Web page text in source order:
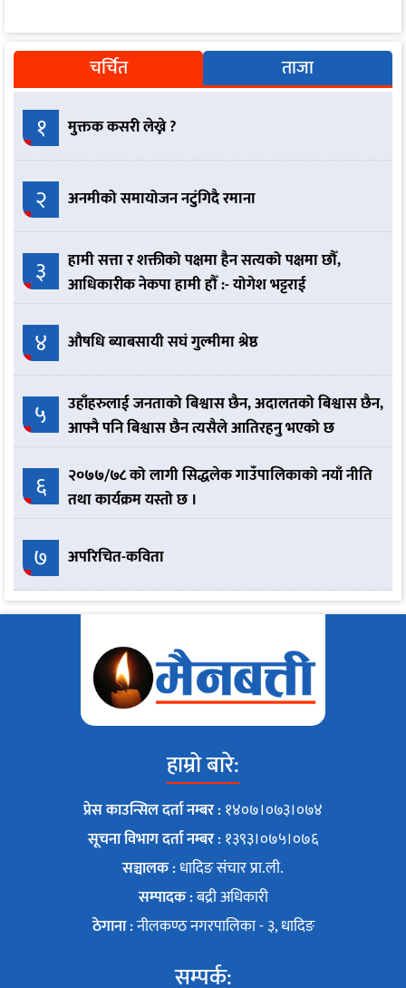
चर्चित ताजा
१ मुक्तक कसरी लेख्ने ?
२ अनमीको समायोजन नटुंगिदै रमाना
३
हामी सत्ता र शक्तीको पक्षमा हैन सत्यको पक्षमा छौँ,
आधिकारीक नेकपा हामी हौँ :- योगेश भट्टराई
४ औषधि ब्याबसायी सघं गुल्मीमा श्रेष्ठ
५
उहाँहरुलाई जनताको बिश्वास छैन, अदालतको बिश्वास छैन,
आफ्नै पनि बिश्वास छैन त्यसैले आतिरहनु भएको छ
६
२०७७/७८ को लागी सिद्धलेक गाउँपालिकाको नयाँ नीति
तथा कार्यक्रम यस्तो छ ।
७ अपरिचित-कविता
हाम्रो बारे:
प्रेस काउन्सिल दर्ता नम्बर :१४०७।०७३।०७४
सूचना विभाग दर्ता नम्बर :१३९३।०७५।०७६
सञ्चालक :धादिङ संचार प्रा.ली.
सम्पादक :बद्री अधिकारी
ठेगाना :नीलकण्ठ नगरपालिका - ३, धादिङ
सम्पर्क: